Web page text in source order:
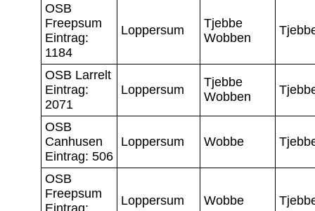
OSB
Freepsum
Eintrag:
1184
Loppersum
Tjebbe
Wobben
OSB Larrelt
Eintrag:
2071
Loppersum
Tjebbe
Wobben
OSB
Canhusen
Eintrag: 506
Loppersum Wobbe
OSB
Freepsum
Eintrag:
Loppersum Wobbe